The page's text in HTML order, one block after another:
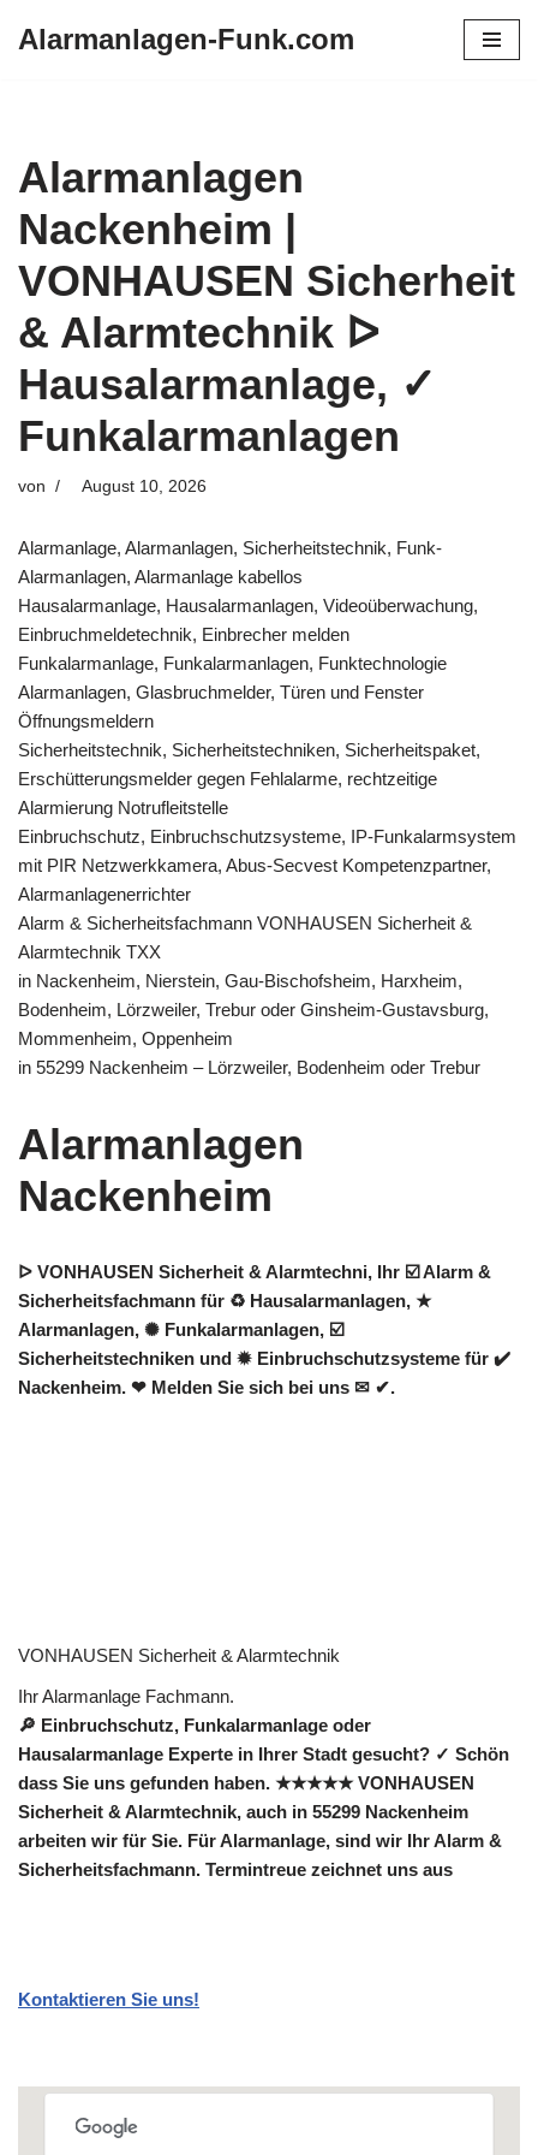
Alarmanlagen-Funk.com
Alarmanlagen
Nackenheim |
VONHAUSEN Sicherheit
& Alarmtechnik ᐅ
Hausalarmanlage, ✓
Funkalarmanlagen
von August 10, 2026
Alarmanlage, Alarmanlagen, Sicherheitstechnik, Funk-
Alarmanlagen, Alarmanlage kabellos
Hausalarmanlage, Hausalarmanlagen, Videoüberwachung,
Einbruchmeldetechnik, Einbrecher melden
Funkalarmanlage, Funkalarmanlagen, Funktechnologie
Alarmanlagen, Glasbruchmelder, Türen und Fenster
Öffnungsmeldern
Sicherheitstechnik, Sicherheitstechniken, Sicherheitspaket,
Erschütterungsmelder gegen Fehlalarme, rechtzeitige
Alarmierung Notrufleitstelle
Einbruchschutz, Einbruchschutzsysteme, IP-Funkalarmsystem
mit PIR Netzwerkkamera, Abus-Secvest Kompetenzpartner,
Alarmanlagenerrichter
Alarm & Sicherheitsfachmann VONHAUSEN Sicherheit &
Alarmtechnik TXX
in Nackenheim, Nierstein, Gau-Bischofsheim, Harxheim,
Bodenheim, Lörzweiler, Trebur oder Ginsheim-Gustavsburg,
Mommenheim, Oppenheim
in 55299 Nackenheim – Lörzweiler, Bodenheim oder Trebur
Alarmanlagen
Nackenheim
ᐅ VONHAUSEN Sicherheit & Alarmtechni, Ihr ☑️ Alarm &
Sicherheitsfachmann für ♻ Hausalarmanlagen, ★
Alarmanlagen, ✺ Funkalarmanlagen, ☑️
Sicherheitstechniken und ✹ Einbruchschutzsysteme für ✔️
Nackenheim. ❤ Melden Sie sich bei uns ✉ ✔.
VONHAUSEN Sicherheit & Alarmtechnik
Ihr Alarmanlage Fachmann.
🔎 Einbruchschutz, Funkalarmanlage oder
Hausalarmanlage Experte in Ihrer Stadt gesucht? ✓ Schön
dass Sie uns gefunden haben. ★★★★★ VONHAUSEN
Sicherheit & Alarmtechnik, auch in 55299 Nackenheim
arbeiten wir für Sie. Für Alarmanlage, sind wir Ihr Alarm &
Sicherheitsfachmann. Termintreue zeichnet uns aus
Kontaktieren Sie uns!